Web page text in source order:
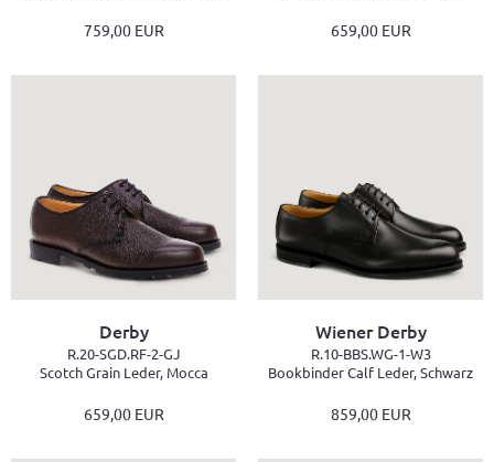
759,00 EUR 659,00 EUR
Derby
R.20-SGD.RF-2-GJ
Scotch Grain Leder, Mocca
659,00 EUR
Wiener Derby
R.10-BBS.WG-1-W3
Bookbinder Calf Leder, Schwarz
859,00 EUR